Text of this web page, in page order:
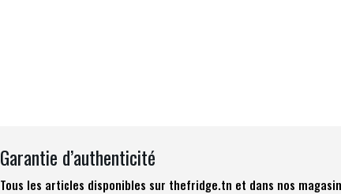
Garantie d’authenticité
Tous les articles disponibles sur thefridge.tn et dans nos